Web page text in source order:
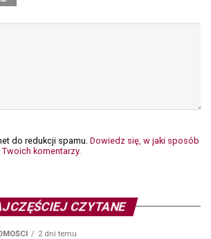
do redukcji spamu. Dowiedz się, w jaki sposób
komentarzy.
CZYTANE
2 dni temu